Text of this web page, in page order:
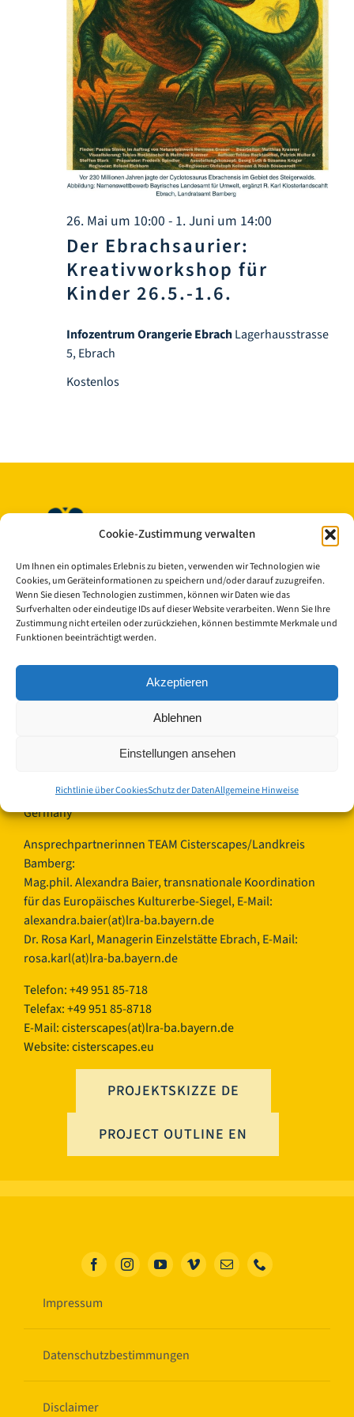
Cookie-Zustimmung verwalten
Um Ihnen ein optimales Erlebnis zu bieten, verwenden wir Technologien wie
Cookies, um Geräteinformationen zu speichern und/oder darauf zuzugreifen.
Wenn Sie diesen Technologien zustimmen, können wir Daten wie das
Surfverhalten oder eindeutige IDs auf dieser Website verarbeiten. Wenn Sie Ihre
Zustimmung nicht erteilen oder zurückziehen, können bestimmte Merkmale und
Funktionen beeinträchtigt werden.
Akzeptieren
Ablehnen
Einstellungen ansehen
Richtlinie über CookiesSchutz der DatenAllgemeine Hinweise
Infozentrum
Downloads
Leichte Sprache26. Mai um 10:00 - 1. Juni um 14:00
Der Ebrachsaurier:
Kreativworkshop für
Kinder 26.5.-1.6.
Infozentrum Orangerie EbrachLagerhausstrasse
5, Ebrach
Kostenlos
© Copyright 2023 - 2026 | Cisterscapes
Alle Rechte vorbehalten
und alle Angaben ohne Gewähr.
Europäisches Kulturerbe-Siegel/Cisterscapes
96052 Bamberg
Germany
Ansprechpartnerinnen TEAM Cisterscapes/Landkreis
Bamberg:
Mag.phil. Alexandra Baier, transnationale Koordination
für das Europäisches Kulturerbe-Siegel, E-Mail:
alexandra.baier(at)lra-ba.bayern.de
Dr. Rosa Karl, Managerin Einzelstätte Ebrach, E-Mail:
rosa.karl(at)lra-ba.bayern.de
Telefon: +49 951 85-718
Telefax: +49 951 85-8718
E-Mail:cisterscapes(at)lra-ba.bayern.de
Website: cisterscapes.eu
PROJEKTSKIZZE DE
PROJECT OUTLINE EN
Impressum
Datenschutzbestimmungen
Disclaimer